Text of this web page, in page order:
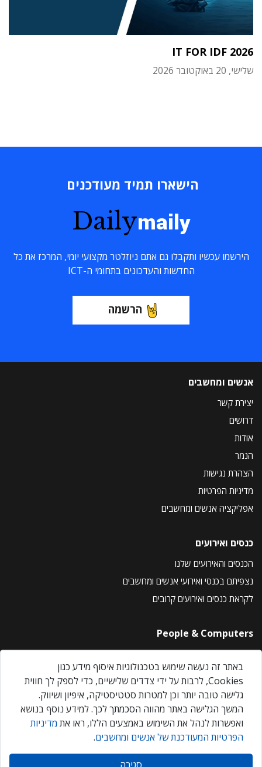
IT FOR IDF 2026
שלישי, 20 באוקטובר 2026
הישארו תמיד מעודכנים
Dailymaily
הירשמו עכשיו ותקבלו גם אתם ניוזלטר מקצועי יומי, המרכז את כל
החדשות והעדכונים בתחומי ה-ICT
הרשמה
אנשים ומחשבים
יצירת קשר
דרושים
אודות
הנמר
הצהרת נגישות
מדיניות הפרטיות
אפליקציה אנשים ומחשבים
כנסים ואירועים
הכנסים והאירועים שלנו
נצפיתם בכנסי ואירועי אנשים ומחשבים
לקראת כנסים ואירועים קרובים
People & Computers
About Us
Privacy Policy
Contact Us
Our Events
אנשים ומחשבים © 2026 – כל הזכויות שמורות
באתר זה נעשה שימוש בטכנולוגיות איסוף מידע כגון
Cookies, לרבות על ידי צדדים שלישיים, כדי לספק לך חווית
גלישה טובה יותר וכן למטרות סטטיסטיקה, איפיון ושיווק.
המשך הגלישה באתר מהווה הסכמתך לכך. למידע נוסף בנושא
ואפשרות לנהל את השימוש באמצעים הללו, ראו את מדיניות
הפרטיות המעודכנת של אנשים ומחשבים.